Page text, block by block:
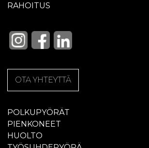
RAHOITUS
OTA YHTEYTTÄ
POLKUPYÖRÄT
PIENKONEET
HUOLTO